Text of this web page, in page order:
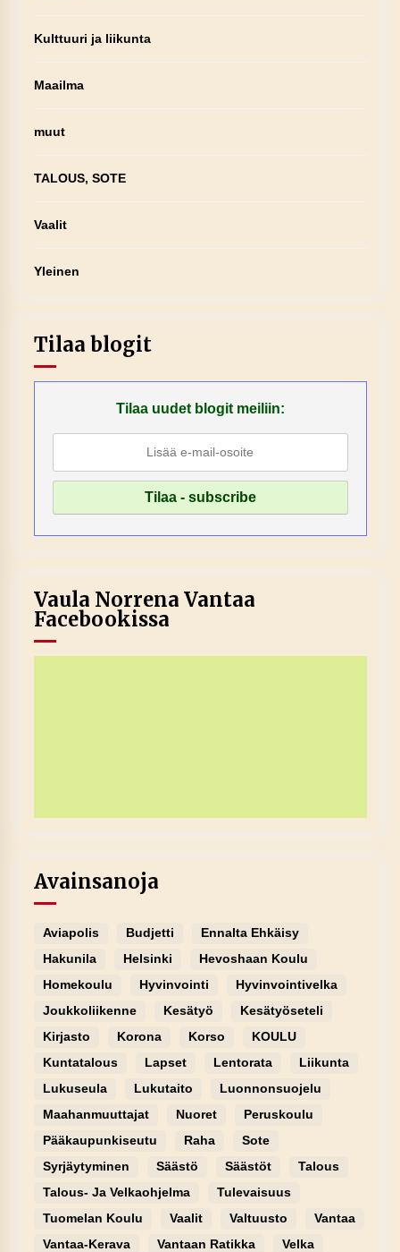
Kulttuuri ja liikunta
Maailma
muut
TALOUS, SOTE
Vaalit
Yleinen
Tilaa blogit
Tilaa uudet blogit meiliin:
Vaula Norrena Vantaa
Facebookissa
Avainsanoja
Aviapolis Budjetti
Ennalta Ehkäisy
Hakunila
Helsinki
Hevoshaan Koulu
Homekoulu
Hyvinvointi
Hyvinvointivelka
Joukkoliikenne
Kesätyö
Kesätyöseteli
Kirjasto
Korona Korso
KOULU
Kuntatalous
Lapset Lentorata
Liikunta
Lukuseula
Lukutaito
Luonnonsuojelu
Maahanmuuttajat
Nuoret
Peruskoulu
Pääkaupunkiseutu
Raha
Sote
Syrjäytyminen
Säästö Säästöt
Talous
Talous- Ja Velkaohjelma
Tulevaisuus
Tuomelan Koulu
Vaalit Valtuusto
Vantaa
Vantaa-Kerava
Vantaan Ratikka
Velka